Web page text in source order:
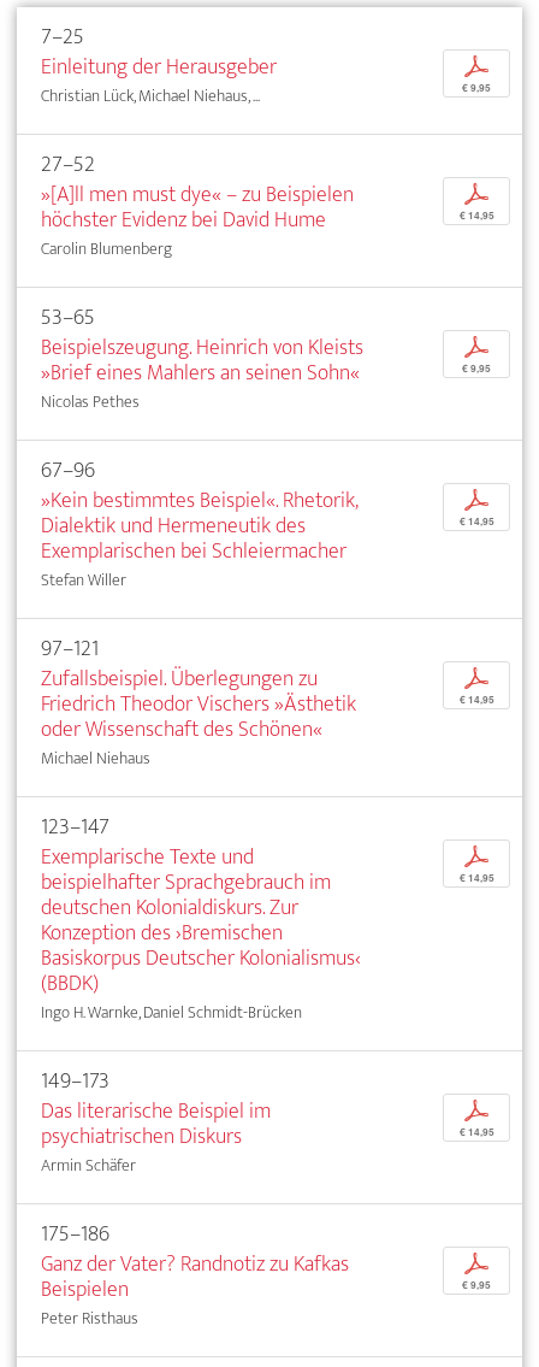
7–25
Einleitung der Herausgeber
Christian Lück, Michael Niehaus, ...
p
€ 9,95
27–52
»[A]ll men must dye« – zu Beispielen
höchster Evidenz bei David Hume
Carolin Blumenberg
p
€ 14,95
53–65
Beispielszeugung. Heinrich von Kleists
»Brief eines Mahlers an seinen Sohn«
Nicolas Pethes
p
€ 9,95
67–96
»Kein bestimmtes Beispiel«. Rhetorik,
Dialektik und Hermeneutik des
Exemplarischen bei Schleiermacher
Stefan Willer
p
€ 14,95
97–121
Zufallsbeispiel. Überlegungen zu
Friedrich Theodor Vischers »Ästhetik
oder Wissenschaft des Schönen«
Michael Niehaus
p
€ 14,95
123–147
Exemplarische Texte und
beispielhafter Sprachgebrauch im
deutschen Kolonialdiskurs. Zur
Konzeption des ›Bremischen
Basiskorpus Deutscher Kolonialismus‹
(BBDK)
Ingo H. Warnke, Daniel Schmidt-Brücken
p
€ 14,95
149–173
Das literarische Beispiel im
psychiatrischen Diskurs
Armin Schäfer
p
€ 14,95
175–186
Ganz der Vater? Randnotiz zu Kafkas
Beispielen
Peter Risthaus
p
€ 9,95